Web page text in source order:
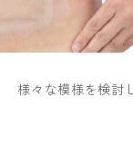
様々な模様を検討